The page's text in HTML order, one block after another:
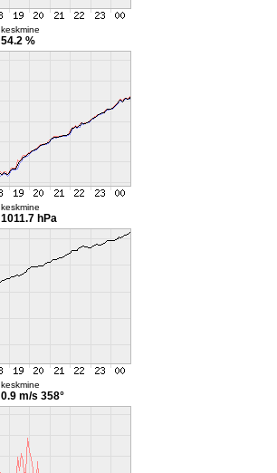
keskmine
54.2 %
keskmine
1011.7 hPa
keskmine
0.9 m/s 358°